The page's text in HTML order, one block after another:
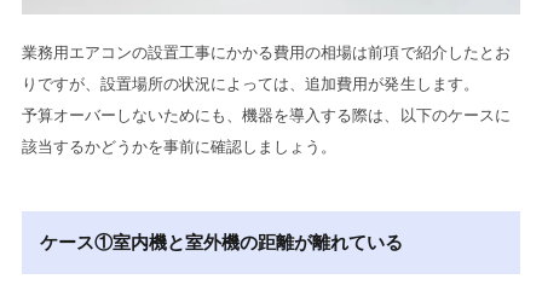
業務用エアコンの設置工事にかかる費用の相場は前項で紹介したとお
りですが、設置場所の状況によっては、追加費用が発生します。
予算オーバーしないためにも、機器を導入する際は、以下のケースに
該当するかどうかを事前に確認しましょう。
ケース①室内機と室外機の距離が離れている